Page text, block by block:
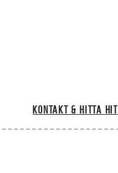
Kontakt & hitta hit